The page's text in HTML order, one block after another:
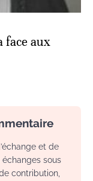
face aux
et de
sous
contribution,